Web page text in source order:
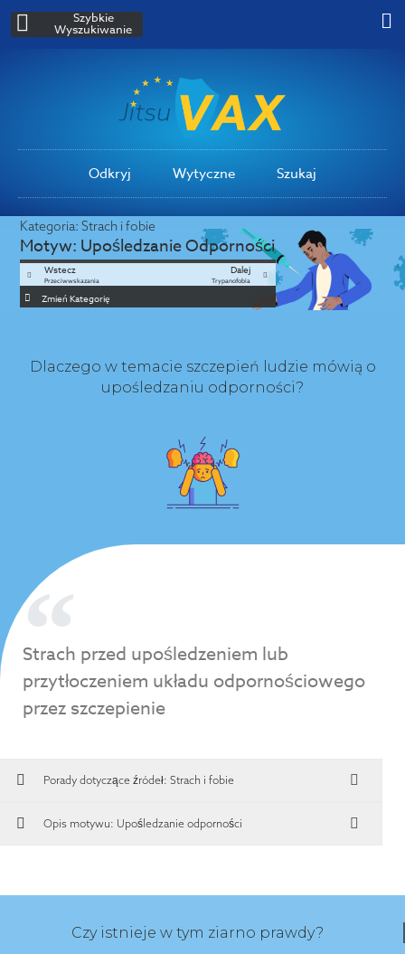
Szybkie
Wyszukiwanie
Odkryj Wytyczne Szukaj
Kategoria:Strach i fobie
Motyw: Upośledzanie Odporności
Wstecz
Przeciwwskazania
Dalej
Trypanofobia
Zmień Kategorię
Dlaczego w temacie szczepień ludzie mówią o
upośledzaniu odporności?
Strach przed upośledzeniem lub
przytłoczeniem układu odpornościowego
przez szczepienie
Porady dotyczące źródeł: Strach i fobie
Opis motywu: Upośledzanie odporności
Czy istnieje w tym ziarno prawdy?